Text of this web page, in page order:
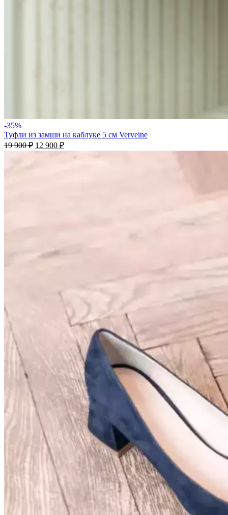
-35%
Туфли из замши на каблуке 5 см Verveine
19 900₽ 12 900 ₽